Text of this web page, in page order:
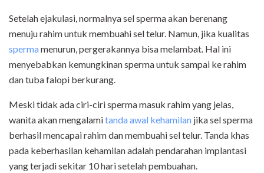
Setelah ejakulasi, normalnya sel sperma akan berenang
menuju rahim untuk membuahi sel telur. Namun, jika kualitas
spermamenurun, pergerakannya bisa melambat. Hal ini
menyebabkan kemungkinan sperma untuk sampai ke rahim
dan tuba falopi berkurang.
Meski tidak ada ciri-ciri sperma masuk rahim yang jelas,
wanita akan mengalamitanda awal kehamilan jika sel sperma
berhasil mencapai rahim dan membuahi sel telur. Tanda khas
pada keberhasilan kehamilan adalah pendarahan implantasi
yang terjadi sekitar 10 hari setelah pembuahan.